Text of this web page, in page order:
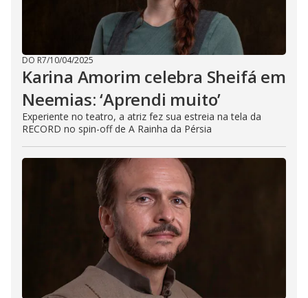
DO R7/10/04/2025
Karina Amorim celebra Sheifá em
Neemias: ‘Aprendi muito’
Experiente no teatro, a atriz fez sua estreia na tela da
RECORD no spin-off de A Rainha da Pérsia